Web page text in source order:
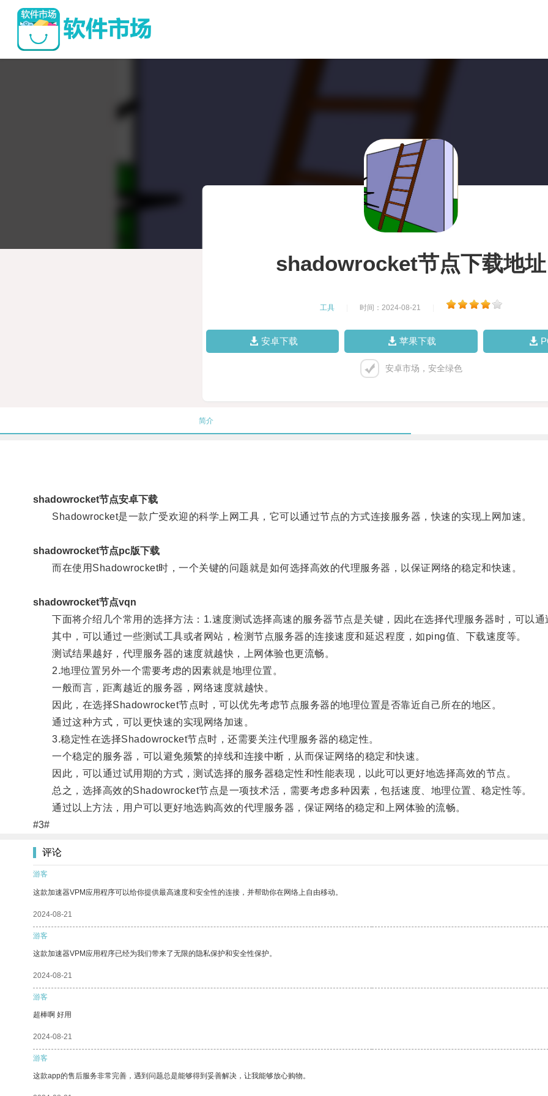
shadowrocket节点下载地址
工具 时间：2024-08-21
安卓下载 苹果下载
安卓市场，安全绿色
简介
shadowrocket节点安卓下载
Shadowrocket是一款广受欢迎的科学上网工具，它可以通过节点的方式连接服务器，快速的实现上网加速。
shadowrocket节点pc版下载
而在使用Shadowrocket时，一个关键的问题就是如何选择高效的代理服务器，以保证网络的稳定和快速。
shadowrocket节点vqn
下面将介绍几个常用的选择方法：1.速度测试选择高速的服务器节点是关键，因此在选择代理服务器时，可以通
其中，可以通过一些测试工具或者网站，检测节点服务器的连接速度和延迟程度，如ping值、下载速度等。
测试结果越好，代理服务器的速度就越快，上网体验也更流畅。
2.地理位置另外一个需要考虑的因素就是地理位置。
一般而言，距离越近的服务器，网络速度就越快。
因此，在选择Shadowrocket节点时，可以优先考虑节点服务器的地理位置是否靠近自己所在的地区。
通过这种方式，可以更快速的实现网络加速。
3.稳定性在选择Shadowrocket节点时，还需要关注代理服务器的稳定性。
一个稳定的服务器，可以避免频繁的掉线和连接中断，从而保证网络的稳定和快速。
因此，可以通过试用期的方式，测试选择的服务器稳定性和性能表现，以此可以更好地选择高效的节点。
总之，选择高效的Shadowrocket节点是一项技术活，需要考虑多种因素，包括速度、地理位置、稳定性等。
通过以上方法，用户可以更好地选购高效的代理服务器，保证网络的稳定和上网体验的流畅。
#3#
评论
游客
这款加速器VPM应用程序可以给你提供最高速度和安全性的连接，并帮助你在网络上自由移动。
2024-08-21
游客
这款加速器VPM应用程序已经为我们带来了无限的隐私保护和安全性保护。
2024-08-21
游客
超棒啊 好用
2024-08-21
游客
这款app的售后服务非常完善，遇到问题总是能够得到妥善解决，让我能够放心购物。